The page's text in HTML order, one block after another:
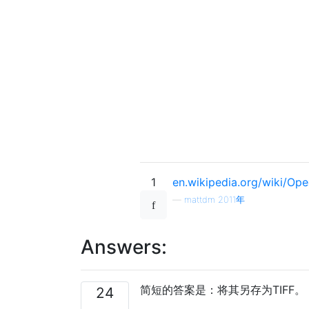
1 en.wikipedia.org/wiki/
mattdm 2011年
Answers:
24
简短的答案是：将其另存为TIFF。